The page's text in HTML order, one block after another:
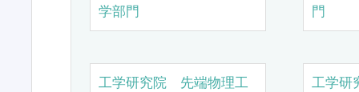
学部門
門
工学研究院 先端物理工
工学研